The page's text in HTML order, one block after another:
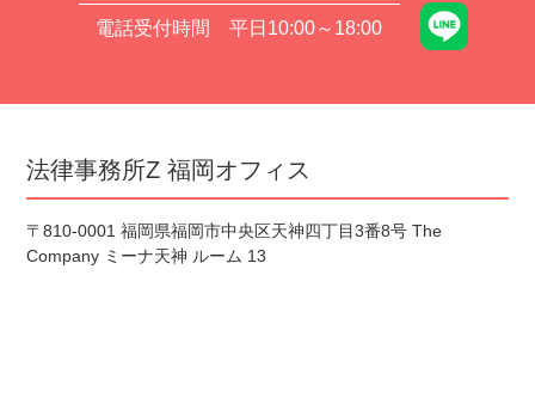
電話受付時間 平日10:00～18:00
法律事務所Z 福岡オフィス
〒810-0001 福岡県福岡市中央区天神四丁目3番8号 The
Company ミーナ天神 ルーム 13